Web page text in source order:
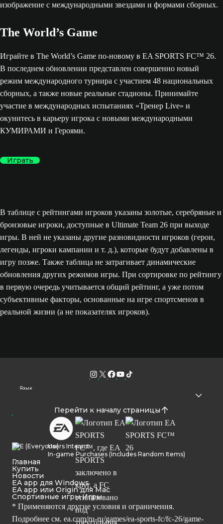
The World’s Game
Играйте в The World’s Game по-новому в EA SPORTS FC™ 26.
В последнем обновлении представлен совершенно новый
режим международного турнира с участием 48 национальных
сборных, а также новые реальные стадионы. Принимайте
участие в международных испытаниях «Тренер Live» и
окунитесь в карьеру игрока с новыми международными
КУМИРАМИ и Героями.
Играть
В таблице с рейтингами игроков указаны золотые, серебряные и
бронзовые игроки, доступные в Ultimate Team 26 при выходе
игры. В ней не указаны другие разновидности игроков (герои,
легенды, игроки кампании и т. д.), которые будут добавлены в
игру позже. Также таблица не затрагивает динамические
обновления других режимов игры. При сортировке по рейтингу
в первую очередь учитывается общий рейтинг, а уже потом
субъективные факторы, основанные на игре спортсменов в
реальной жизни (а не показателях игроков).
Язык
Перейти к началу страницы
Users Interact
In-game Purchases (Includes Random Items)
Главная
Купить
Новости
EA app для Windows
EA app или Origin для Mac
Спортивные игры Игры
* Применяются другие условия и ограничения.
Подробнее см. ea.com/ru-ru/games/ea-sports-fc/fc-26/game-